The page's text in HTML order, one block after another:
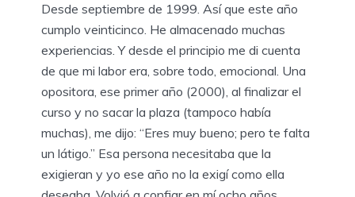
Desde septiembre de 1999. Así que este año
cumplo veinticinco. He almacenado muchas
experiencias. Y desde el principio me di cuenta
de que mi labor era, sobre todo, emocional. Una
opositora, ese primer año (2000), al finalizar el
curso y no sacar la plaza (tampoco había
muchas), me dijo: “Eres muy bueno; pero te falta
un látigo.” Esa persona necesitaba que la
exigieran y yo ese año no la exigí como ella